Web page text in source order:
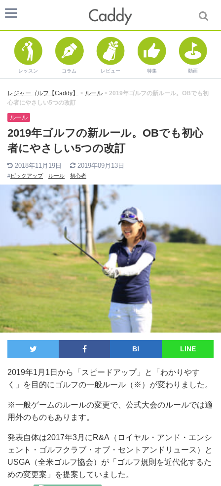
レッスン コラム レビュー 特集 動画
レジャーゴルフ【Caddy】 > ルール > 2019年ゴルフの新ルール。OBでも初
心者にやさしい5つの改訂
ルール
2019年ゴルフの新ルール。OBでも初心
者にやさしい5つの改訂
2018年11月19日 2019年09月13日
#ピックアップ ルール 初心者
B! LINE
2019年1月1日から「スピードアップ」と「わかりやす
く」を目的にゴルフの一般ルール（※）が変わりました。
※一般ゲームのルールの変更で、公式大会のルールでは適
用外のものもあります。
発表自体は2017年3月にR&A（ロイヤル・アンド・エンシ
ェント・ゴルフクラブ・オブ・セントアンドリュース）と
USGA（全米ゴルフ協会）が「ゴルフ規則を近代化するた
めの変更案」を提案していました。